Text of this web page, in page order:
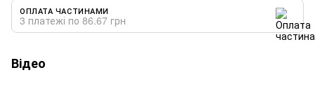
ОПЛАТА ЧАСТИНАМИ
3 платежі по 86.67 грн
Відео